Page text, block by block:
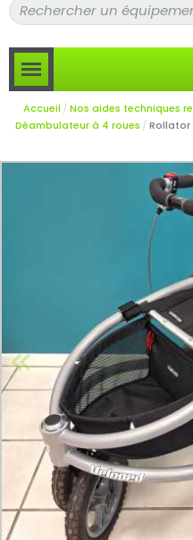
Accueil Nos aides techniques
Déambulateur à 4 roues
Rollator